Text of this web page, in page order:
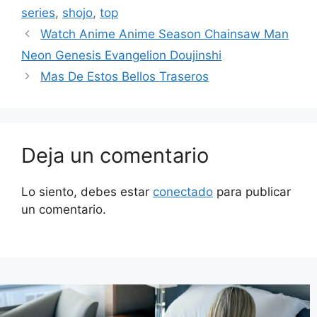
series, shojo, top
Watch Anime Anime Season Chainsaw Man
Neon Genesis Evangelion Doujinshi
Mas De Estos Bellos Traseros
Deja un comentario
Lo siento, debes estar conectado para publicar
un comentario.